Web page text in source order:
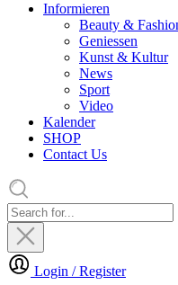
Informieren
Beauty &
Geniessen
Kunst & Kultur
News
Sport
Video
Kalender
SHOP
Contact Us
Login / Register